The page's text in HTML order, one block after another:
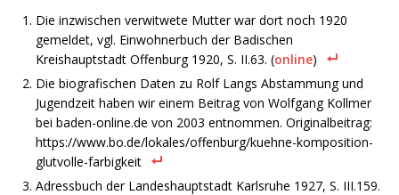
Die inzwischen verwitwete Mutter war dort noch 1920
gemeldet, vgl. Einwohnerbuch der Badischen
Kreishauptstadt Offenburg 1920, S. II.63. (online)
Die biografischen Daten zu Rolf Langs Abstammung und
Jugendzeit haben wir einem Beitrag von Wolfgang Kollmer
bei baden-online.de von 2003 entnommen. Originalbeitrag:
https://www.bo.de/lokales/offenburg/kuehne-komposition-
glutvolle-farbigkeit
Adressbuch der Landeshauptstadt Karlsruhe 1927, S. III.159.